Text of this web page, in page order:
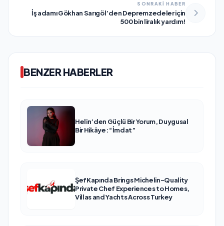
SONRAKİ HABER
İş adamı Gökhan Sarıgöl’den Depremzedeler için
500 bin liralık yardım!
BENZER HABERLER
Helin’den Güçlü Bir Yorum, Duygusal
Bir Hikâye: “İmdat”
ŞefKapında Brings Michelin-Quality
Private Chef Experiences to Homes,
Villas and Yachts Across Turkey